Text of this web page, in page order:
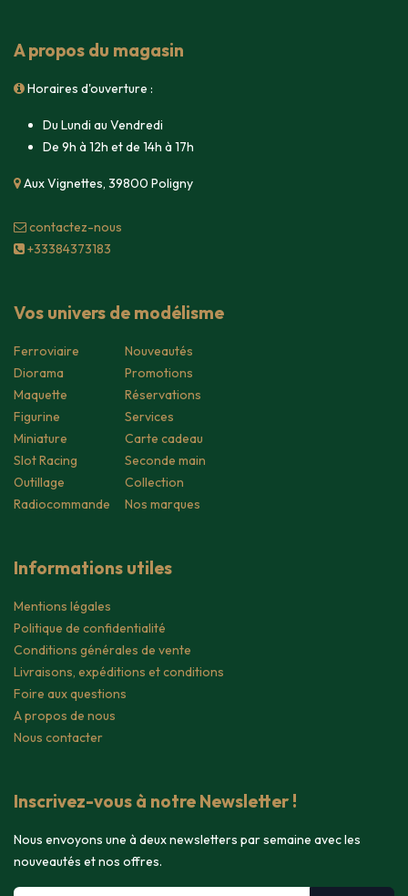
A propos du magasin
Horaires d'ouverture :
Du Lundi au Vendredi
De 9h à 12h et de 14h à 17h
Aux Vignettes, 39800 Poligny
contacte​z-nous
+33384373183
Vos univers de modélisme
Ferroviaire
Diorama
Maquette
Figurine
Miniature
Slot Racing
Outillage
Radiocommande
Nouveautés
Promotions
Réservations
Services
Carte cadeau
Seconde main
Collection
Nos marques
Informations utiles
Mentions légales
Politique de confidentialité
Conditions générales de vente
Livraisons, expéditions et conditions
Foire aux questions
A propos de nous
Nous contacter
Inscrivez-vous à notre Newsletter !
Nous envoyons une à deux newsletters par semaine avec les
nouveautés et nos offres.